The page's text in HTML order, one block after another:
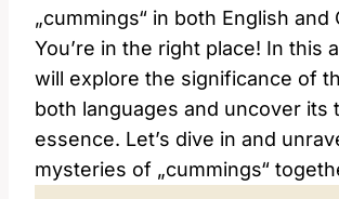
„cummings“ in both English and
You’re in the right place! In this
will explore the significance of
both languages and uncover its
essence. Let’s dive in and
mysteries of „cummings“